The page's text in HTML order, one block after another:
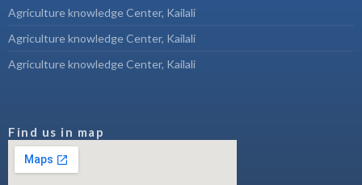
Agriculture knowledge Center, Kailali
Agriculture knowledge Center, Kailali
Agriculture knowledge Center, Kailali
Find us in map